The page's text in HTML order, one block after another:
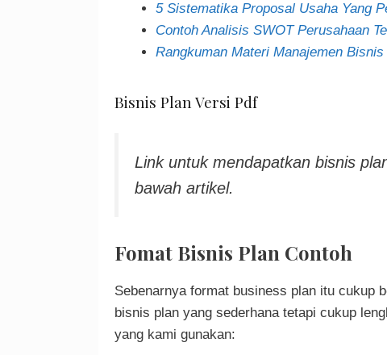
5 Sistematika Proposal Usaha Yang
Contoh Analisis SWOT Perusahaan
Rangkuman Materi Manajemen
Bisnis Plan Versi Pdf
Link untuk mendapatkan bisnis
bawah artikel.
Fomat Bisnis Plan Contoh
Sebenarnya format business plan itu cukup
bisnis plan yang sederhana tetapi cukup
yang kami gunakan: